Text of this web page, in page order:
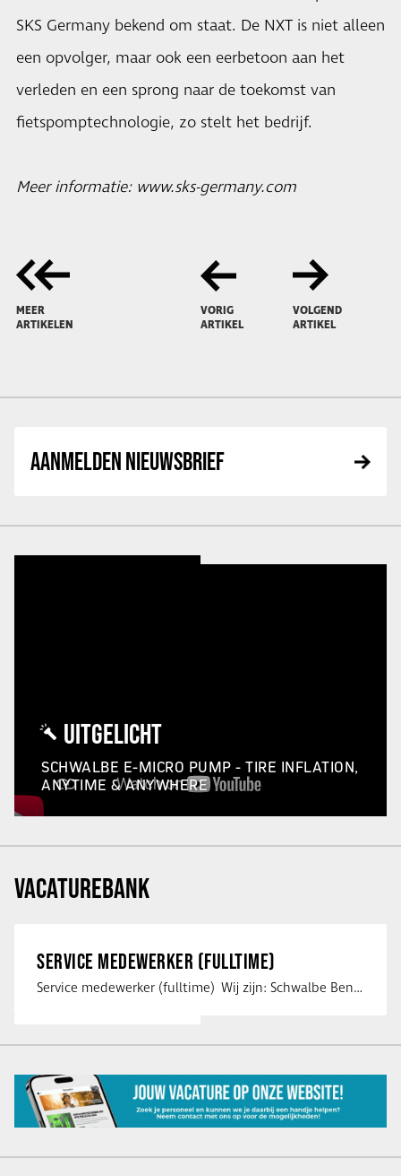
SKS Germany bekend om staat. De NXT is niet alleen
een opvolger, maar ook een eerbetoon aan het
verleden en een sprong naar de toekomst van
fietspomptechnologie, zo stelt het bedrijf.
Meer informatie: www.sks-germany.com
MEER
ARTIKELEN
VORIG
ARTIKEL
VOLGEND
ARTIKEL
AANMELDEN NIEUWSBRIEF
UITGELICHT
SCHWALBE E-MICRO PUMP - TIRE INFLATION,
ANYTIME & ANYWHERE
VACATUREBANK
SERVICE MEDEWERKER (FULLTIME)
Service medewerker (fulltime) Wij zijn: Schwalbe Benelux; merkeigenaar, …